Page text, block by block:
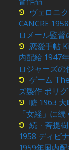
ヴェロニ
CANCRE
ロメール監督
恋愛手帖
内配給 1947
ロジャーズ
ゲーム
ズ製作 ポリ
嘘 1963
「女経」に
続・菩提
1958 ディビ
1959年国内